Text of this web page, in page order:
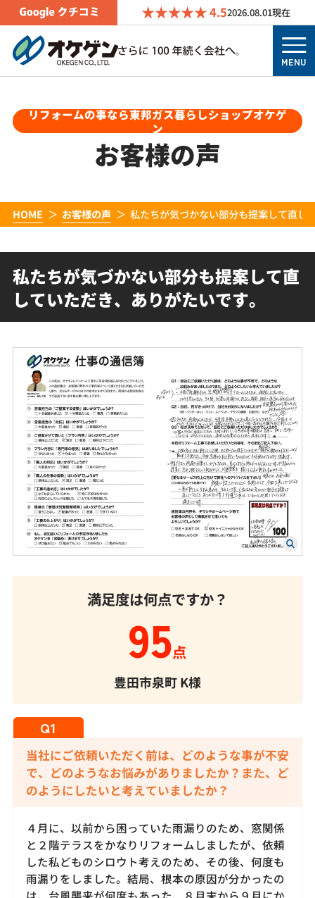
4.52026.08.01現在
MENU
リフォームの事なら東邦ガス暮らしショップオケゲ
ン
お客様の声
HOME お客様の声 私たちが気づかない部分も提案して直し
私たちが気づかない部分も提案して直
していただき、ありがたいです。
満足度は何点ですか？
95点
豊田市泉町K様
当社にご依頼いただく前は、どのような事が不安
で、どのようなお悩みがありましたか？また、ど
のようにしたいと考えていましたか？
４月に、以前から困っていた雨漏りのため、窓関係
と２階テラスをかなりリフォームしましたが、依頼
した私どものシロウト考えのため、その後、何度も
雨漏りをしました。結局、根本の原因が分かったの